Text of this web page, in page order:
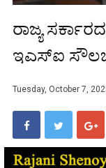
ರಾಜ್ಯ
ಇಎಸ್ಐ
Tuesday, October 7,